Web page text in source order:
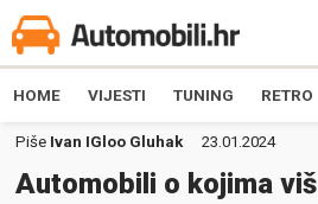
HOME VIJESTI TUNING RETRO
Piše Ivan IGloo Gluhak 23.01.2024
Automobili o kojima